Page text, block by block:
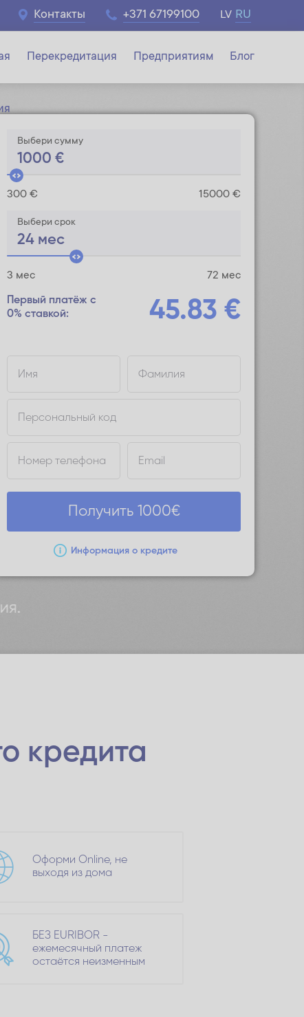
Контакты +371 67199100 RU
LV
Перекредитация Предприятиям Блог
Выбери сумму
1000 €
300 € 15000 €
Выбери срок
24 мес
3 мес 72 мес
Первый платёж с
0% ставкой:
45.83 €
Имя Фамилия
Персональный код
Номер телефона Email
Получить 1000€
Информация о кредите
кредита
Оформи Online, не
выходя из дома
БЕЗ EURIBOR -
ежемесячный платеж
остаётся неизменным